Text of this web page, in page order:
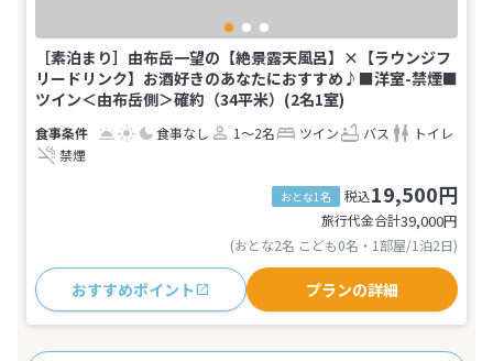
［素泊まり］由布岳一望の【絶景露天風呂】×【ラウンジフ
リードリンク】お酒好きのあなたにおすすめ♪■洋室-禁煙■
ツイン＜由布岳側＞確約（34平米）(2名1室)
食事なし 1～2名 ツイン バス
トイレ
禁煙
おとな1名 税込19,500円
旅行代金合計39,000円
(おとな2名 こども0名・1部屋/1泊2日)
おすすめポイント プランの詳細